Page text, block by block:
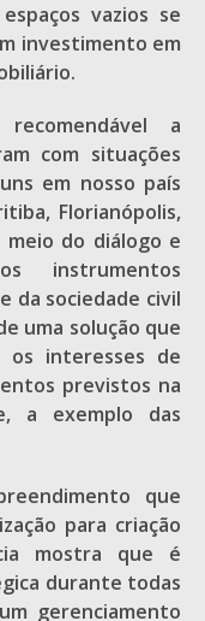
vazios se
investimento em
a
com situações
em nosso país
Florianópolis,
do diálogo e
instrumentos
da sociedade civil
uma solução que
os interesses de
previstos na
a exemplo das
que
para criação
mostra que é
durante todas
gerenciamento